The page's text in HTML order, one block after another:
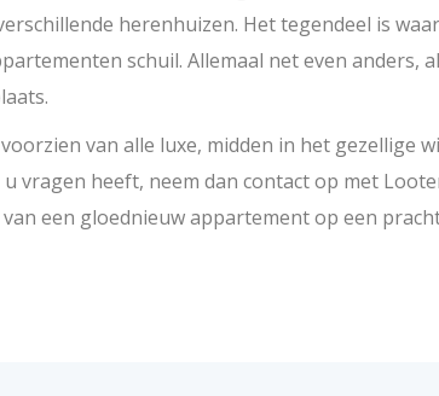
herenhuizen. Het tegendeel is
schuil. Allemaal net even anders,
van alle luxe, midden in het gezellige
vragen heeft, neem dan contact op met
een gloednieuw appartement op een